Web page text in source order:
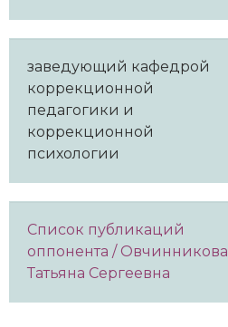
заведующий кафедрой
коррекционной
педагогики и
коррекционной
психологии
Список публикаций
оппонента / Овчинникова
Татьяна Сергеевна